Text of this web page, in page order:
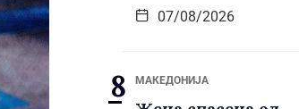
07/08/2026
МАКЕДОНИЈА